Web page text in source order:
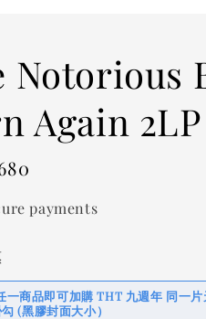
Notorious
Again 2LP
payments
一商品即可加購 THT 九週年 同一
(黑膠封面大小）